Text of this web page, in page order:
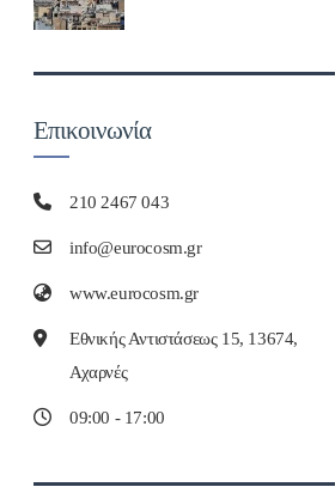
Επικοινωνία
210 2467 043
info@eurocosm.gr
www.eurocosm.gr
Εθνικής Αντιστάσεως 15, 13674,
Αχαρνές
09:00 - 17:00